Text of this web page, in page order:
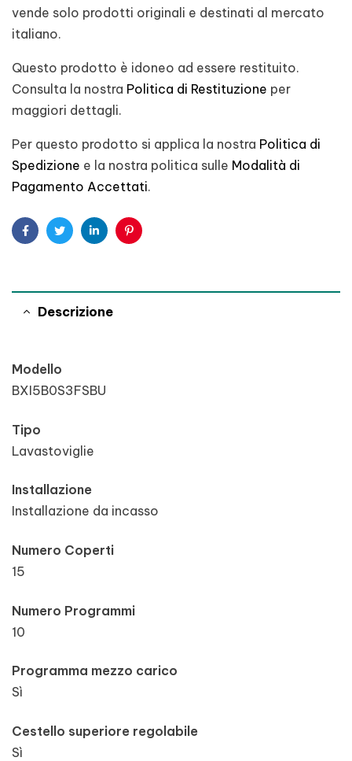
vende solo prodotti originali e destinati al mercato
italiano.
Questo prodotto è idoneo ad essere restituito.
Consulta la nostra Politica di Restituzione per
maggiori dettagli.
Per questo prodotto si applica la nostra Politica di
Spedizione e la nostra politica sulle Modalità di
Pagamento Accettati.
FacebookTwitterLinkedinPinterest
Descrizione
Modello
BXI5B0S3FSBU
Tipo
Lavastoviglie
Installazione
Installazione da incasso
Numero Coperti
15
Numero Programmi
10
Programma mezzo carico
Sì
Cestello superiore regolabile
Sì